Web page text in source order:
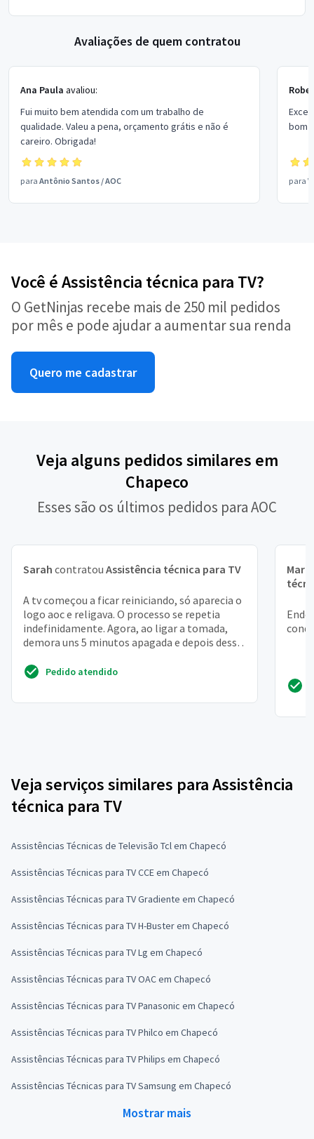
Avaliações de quem contratou
Ana Paula avaliou:
Fui muito bem atendida com um trabalho de
qualidade. Valeu a pena, orçamento grátis e não é
careiro. Obrigada!
para Antônio Santos /AOC
bom
para
Você é Assistência técnica para TV?
O GetNinjas recebe mais de 250 mil pedidos
por mês e pode ajudar a aumentar sua renda
Quero me cadastrar
Veja alguns pedidos similares em
Chapeco
Esses são os últimos pedidos para AOC
Sarah contratou Assistência técnica para TV
A tv começou a ficar reiniciando, só aparecia o
logo aoc e religava. O processo se repetia
indefinidamente. Agora, ao ligar a tomada,
demora uns 5 minutos apagada e depois desse
Pedido atendido
Veja serviços similares para Assistência
técnica para TV
Assistências Técnicas de Televisão Tcl em Chapecó
Assistências Técnicas para TV CCE em Chapecó
Assistências Técnicas para TV Gradiente em Chapecó
Assistências Técnicas para TV H-Buster em Chapecó
Assistências Técnicas para TV Lg em Chapecó
Assistências Técnicas para TV OAC em Chapecó
Assistências Técnicas para TV Panasonic em Chapecó
Assistências Técnicas para TV Philco em Chapecó
Assistências Técnicas para TV Philips em Chapecó
Assistências Técnicas para TV Samsung em Chapecó
Mostrar mais